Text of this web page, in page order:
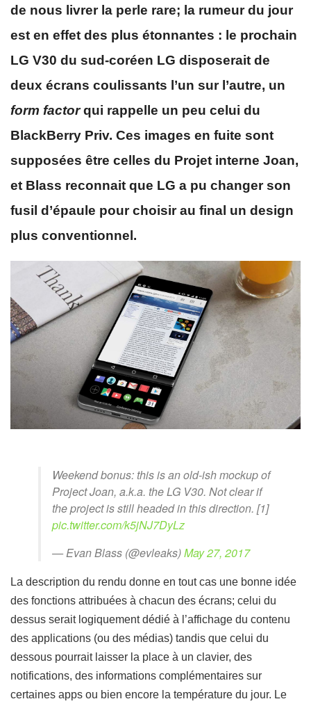
de nous livrer la perle rare; la rumeur du jour
est en effet des plus étonnantes : le prochain
LG V30 du sud-coréen LG disposerait de
deux écrans coulissants l’un sur l’autre, un
form factorqui rappelle un peu celui du
BlackBerry Priv. Ces images en fuite sont
supposées être celles du Projet interne Joan,
et Blass reconnait que LG a pu changer son
fusil d’épaule pour choisir au final un design
plus conventionnel.
Weekend bonus: this is an old-ish mockup of
Project Joan, a.k.a. the LG V30. Not clear if
the project is still headed in this direction. [1]
pic.twitter.com/k5jNJ7DyLz
— Evan Blass (@evleaks)May 27, 2017
La description du rendu donne en tout cas une bonne idée
des fonctions attribuées à chacun des écrans; celui du
dessus serait logiquement dédié à l’affichage du contenu
des applications (ou des médias) tandis que celui du
dessous pourrait laisser la place à un clavier, des
notifications, des informations complémentaires sur
certaines apps ou bien encore la température du jour. Le